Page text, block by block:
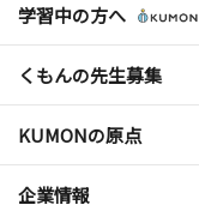
学習中の方へ
くもんの先生募集
KUMONの原点
企業情報